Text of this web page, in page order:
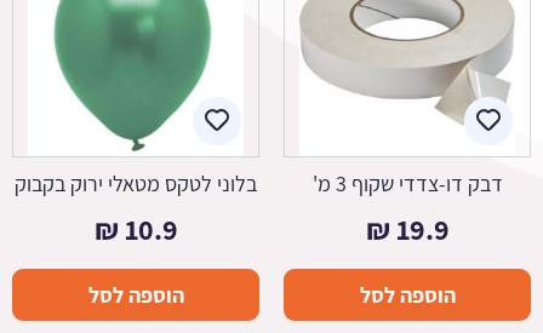
דבק דו-צדדי שקוף 3 מ'
19.9
₪
הוספה לסל
בלוני לטקס מטאלי ירוק בקבוק
10.9
₪
הוספה לסל